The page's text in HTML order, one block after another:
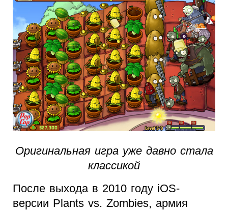
Оригинальная игра уже давно стала
классикой
После выхода в 2010 году iOS-
версии Plants vs. Zombies, армия